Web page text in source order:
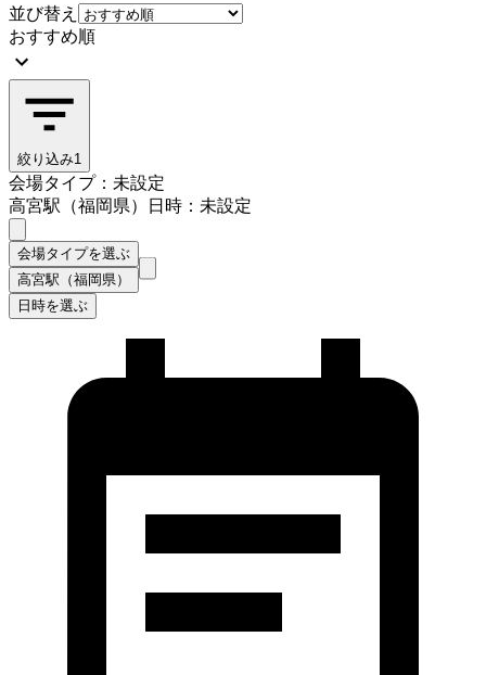
並び替え
おすすめ順
絞り込み1
会場タイプ：未設定
高宮駅（福岡県）
日時：未設定
会場タイプを選ぶ
高宮駅（福岡県）
日時を選ぶ